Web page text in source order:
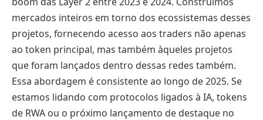
mercados inteiros em torno dos ecossistemas desses
projetos, fornecendo acesso aos traders não apenas
ao token principal, mas também àqueles projetos
que foram lançados dentro dessas redes também.
Essa abordagem é consistente ao longo de 2025. Se
estamos lidando com protocolos ligados à IA, tokens
de RWA ou o próximo lançamento de destaque no